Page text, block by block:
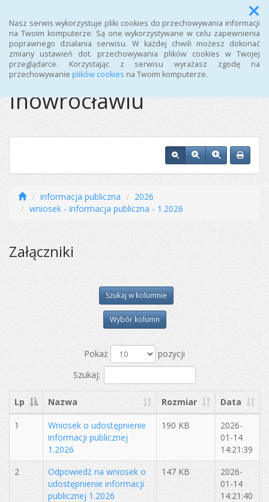
Nasz serwis wykorzystuje pliki cookies do przechowywania informacji
na Twoim komputerze. Są one wykorzystywane w celu zapewnienia
poprawnego działania serwisu. W każdej chwili możesz dokonać
zmiany ustawień dot. przechowywania plików cookies w Twojej
przeglądarce. Korzystając z serwisu wyrażasz zgodę na
przechowywanie plików cookies na Twoim komputerze.
Menu
Ośrodek Sportu i
Rekreacji w
Inowrocławiu
informacja publiczna
2026
wniosek - informacja publiczna - 1.2026
Załączniki
Szukaj w kolumnie
Wybór kolumn
Pokaż
pozycji
Szukaj:
Lp Nazwa Rozmiar Data
1
Wniosek o udostępnienie
informacji publicznej
1.2026
190 KB
2026-
01-14
14:21:39
2
Odpowiedź na wniosek o
udostępnienie informacji
publicznej 1.2026
147 KB
2026-
01-14
14:21:40